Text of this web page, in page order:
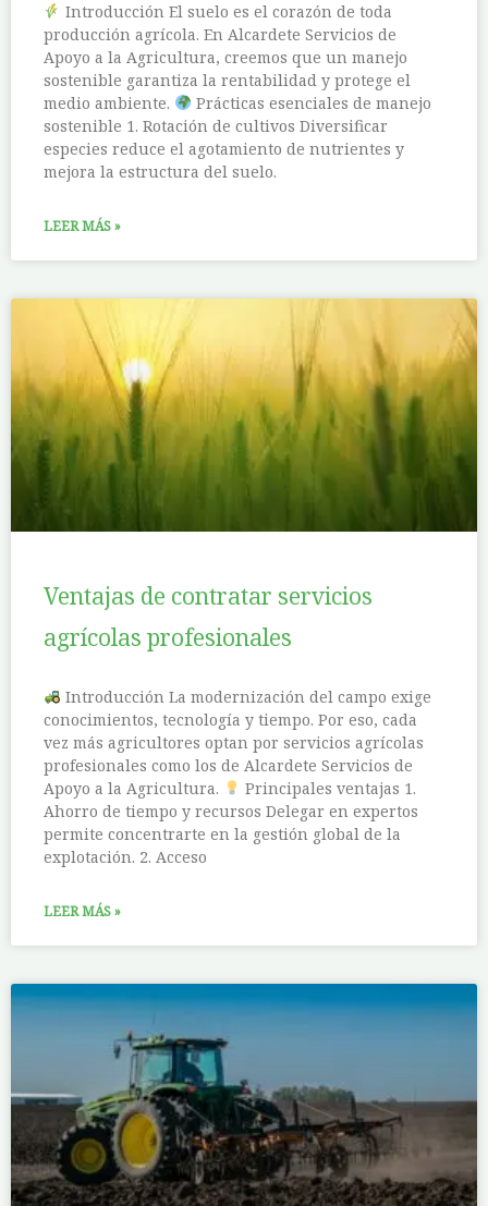
Introducción El suelo es el corazón de toda
producción agrícola. En Alcardete Servicios de
Apoyo a la Agricultura, creemos que un manejo
sostenible garantiza la rentabilidad y protege el
medio ambiente.
Prácticas esenciales de manejo
sostenible 1. Rotación de cultivos Diversificar
especies reduce el agotamiento de nutrientes y
mejora la estructura del suelo.
LEER MÁS »
Ventajas de contratar servicios
agrícolas profesionales
Introducción La modernización del campo exige
conocimientos, tecnología y tiempo. Por eso, cada
vez más agricultores optan por servicios agrícolas
profesionales como los de Alcardete Servicios de
Apoyo a la Agricultura.
Principales ventajas 1.
Ahorro de tiempo y recursos Delegar en expertos
permite concentrarte en la gestión global de la
explotación. 2. Acceso
LEER MÁS »